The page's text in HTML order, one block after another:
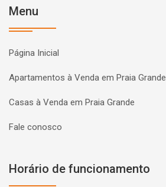
Menu
Página Inicial
Apartamentos à Venda em Praia Grande
Casas à Venda em Praia Grande
Fale conosco
Horário de funcionamento